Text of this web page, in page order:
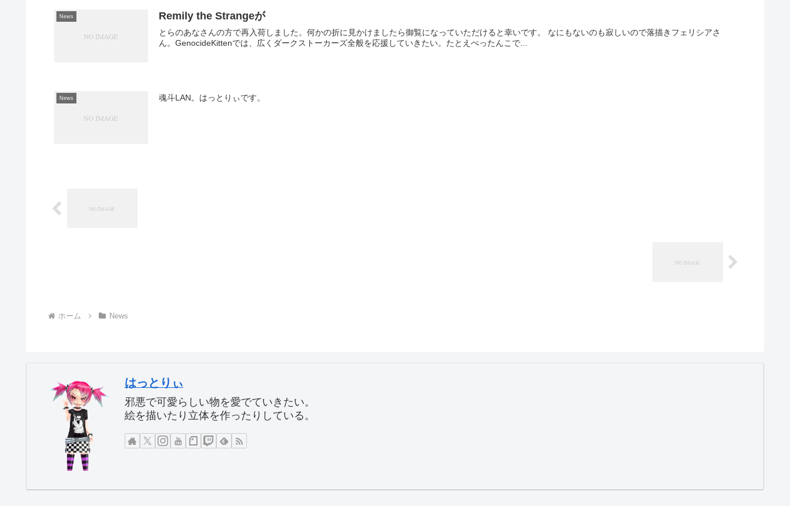
News Remily the Strangeが
とらのあなさんの方で再入荷しました。何かの折に見かけましたら御覧になっていただけると幸いです。 なにもないのも寂しいので落描きフェリシアさ
ん。GenocideKittenでは、広くダークストーカーズ全般を応援していきたい。たとえぺったんこで...
News 魂斗LAN。はっとりぃです。
ホーム News
はっとりぃ
邪悪で可愛らしい物を愛でていきたい。
絵を描いたり立体を作ったりしている。